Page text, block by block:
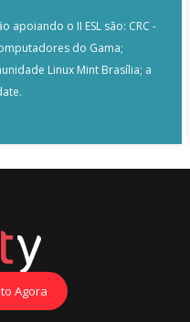
apoiando o II ESL são: CRC -
do Gama;
Linux Mint Brasília; a
Agora